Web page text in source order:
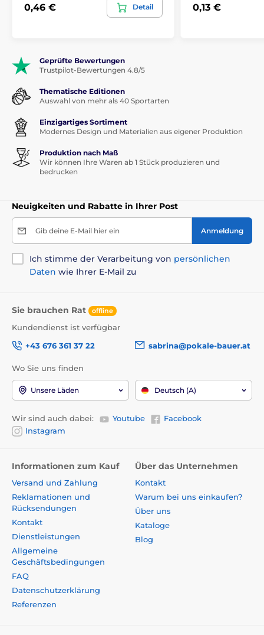
0,46 € Detail 0,13 €
Geprüfte Bewertungen
Trustpilot-Bewertungen 4.8/5
Thematische Editionen
Auswahl von mehr als 40 Sportarten
Einzigartiges Sortiment
Modernes Design und Materialien aus eigener Produktion
Produktion nach Maß
Wir können Ihre Waren ab 1 Stück produzieren und
bedrucken
Neuigkeiten und Rabatte in Ihrer Post
Gib deine E-Mail hier ein Anmeldung
Ich stimme der Verarbeitung von persönlichen
Daten wie Ihrer E-Mail zu
Sie brauchen Rat offline
Kundendienst ist verfügbar
+43 676 361 37 22
sabrina@pokale-bauer.at
Wo Sie uns finden
Unsere Läden Deutsch (A)
Wir sind auch dabei: Youtube
Facebook
Instagram
Informationen zum Kauf
Versand und Zahlung
Reklamationen und
Rücksendungen
Kontakt
Dienstleistungen
Allgemeine
Geschäftsbedingungen
FAQ
Datenschutzerklärung
Referenzen
Über das Unternehmen
Kontakt
Warum bei uns einkaufen?
Über uns
Kataloge
Blog